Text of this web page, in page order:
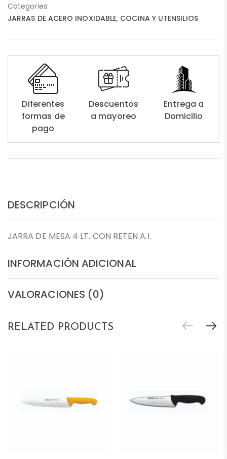
Categories:
JARRAS DE ACERO INOXIDABLE, COCINA Y UTENSILIOS
Diferentes
formas de
pago
Descuentos
a mayoreo
Entrega a
Domicilio
DESCRIPCIÓN
JARRA DE MESA 4 LT. CON RETEN A.I.
INFORMACIÓN ADICIONAL
VALORACIONES (0)
RELATED PRODUCTS